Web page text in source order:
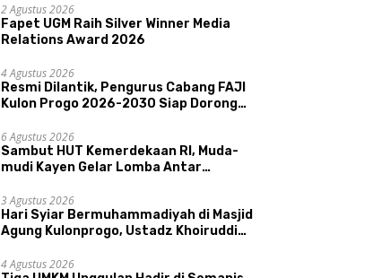
Pariwisata, dan Ekologi Klaten
2 Agustus 2026
Fapet UGM Raih Silver Winner Media
Relations Award 2026
4 Agustus 2026
Resmi Dilantik, Pengurus Cabang FAJI
Kulon Progo 2026-2030 Siap Dorong
Sungai Progo
6 Agustus 2026
Sambut HUT Kemerdekaan RI, Muda-
mudi Kayen Gelar Lomba Antar
3 Agustus 2026
Hari Syiar Bermuhammadiyah di Masjid
Agung Kulonprogo, Ustadz Khoiruddin
Sakinah Adalah Agama
4 Agustus 2026